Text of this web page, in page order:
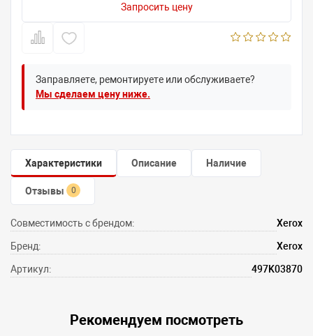
Запросить цену
Заправляете, ремонтируете или обслуживаете?
Мы сделаем цену ниже.
Характеристики Описание Наличие
Отзывы 0
Совместимость с брендом: Xerox
Бренд: Xerox
Артикул: 497K03870
Рекомендуем посмотреть